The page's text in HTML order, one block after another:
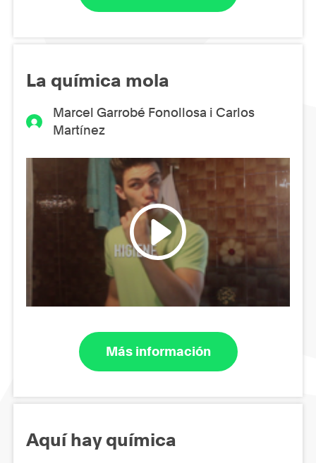
La química mola
Marcel Garrobé Fonollosa i Carlos
Martínez
Más información
Aquí hay química